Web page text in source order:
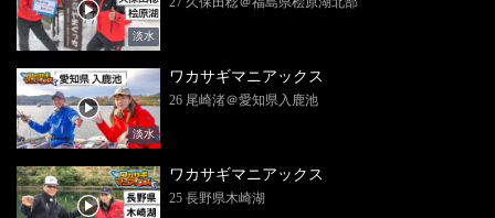
淡水
淡水
ワカサギマニアックス
26 尾崎渚＠愛知県入鹿池
ワカサギマニアックス
25 長野県木崎湖